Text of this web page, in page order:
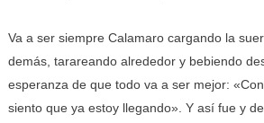
Va a ser siempre Calamaro cargando la
demás, tarareando alrededor y bebiendo
esperanza de que todo va a ser mejor:
siento que ya estoy llegando». Y así fue y